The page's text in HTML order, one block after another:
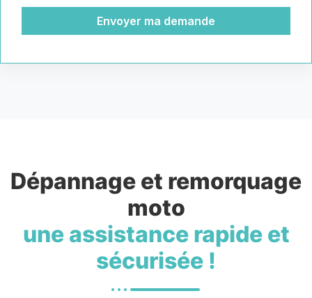
Envoyer ma demande
Dépannage et remorquage
moto
une assistance rapide et
sécurisée !